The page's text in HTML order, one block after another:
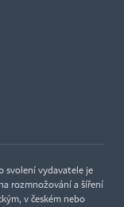
svolení vydavatele je
rozmnožování a šíření
v českém nebo